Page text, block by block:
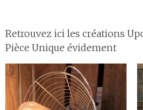
Retrouvez ici les créations
Pièce Unique évidement